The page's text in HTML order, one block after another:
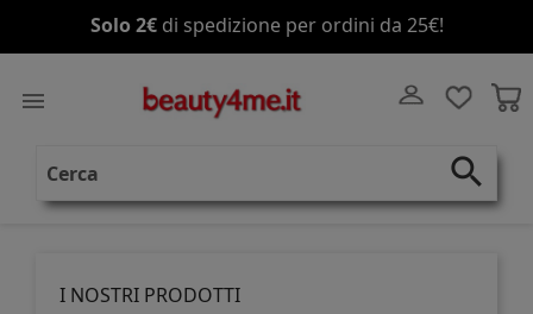
Solo 2€di spedizione per ordini da 25€!

search
I NOSTRI PRODOTTI